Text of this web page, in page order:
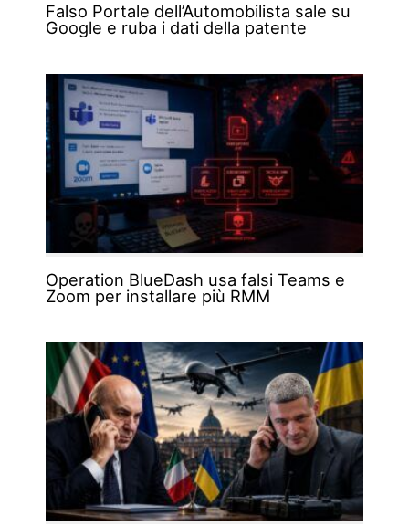
Falso Portale dell’Automobilista sale su
Google e ruba i dati della patente
Operation BlueDash usa falsi Teams e
Zoom per installare più RMM